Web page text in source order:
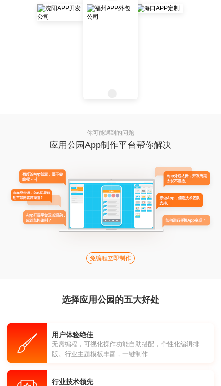
你可能遇到的问题
应用公园App制作平台帮你解决
免编程立即制作
选择应用公园的五大好处
用户体验绝佳
无需编程，可视化操作功能自助搭配，个性化编辑排
版。行业主题模板丰富，一键制作
行业技术领先